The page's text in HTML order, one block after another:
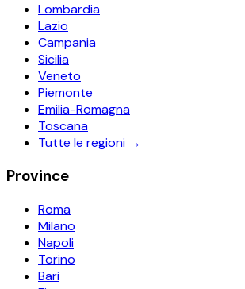
Lombardia
Lazio
Campania
Sicilia
Veneto
Piemonte
Emilia-Romagna
Toscana
Tutte le regioni →
Province
Roma
Milano
Napoli
Torino
Bari